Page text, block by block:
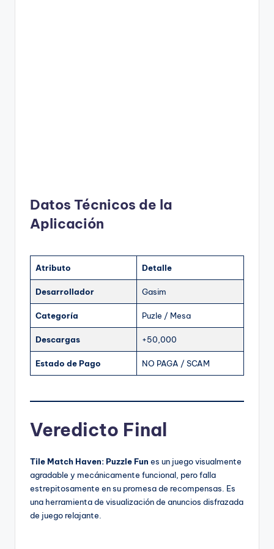
Datos Técnicos de la
Aplicación
Atributo Detalle
Desarrollador Gasim
Categoría Puzle / Mesa
Descargas +50,000
Estado de Pago NO PAGA / SCAM
Veredicto Final
Tile Match Haven: Puzzle Fun es un juego visualmente
agradable y mecánicamente funcional, pero falla
estrepitosamente en su promesa de recompensas. Es
una herramienta de visualización de anuncios disfrazada
de juego relajante.